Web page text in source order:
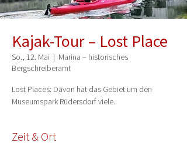
Kajak-Tour – Lost Place
So., 12. Mai
  |
Marina – historisches
Bergschreiberamt
Lost Places: Davon hat das Gebiet um den
Museumspark Rüdersdorf viele.
Zeit & Ort